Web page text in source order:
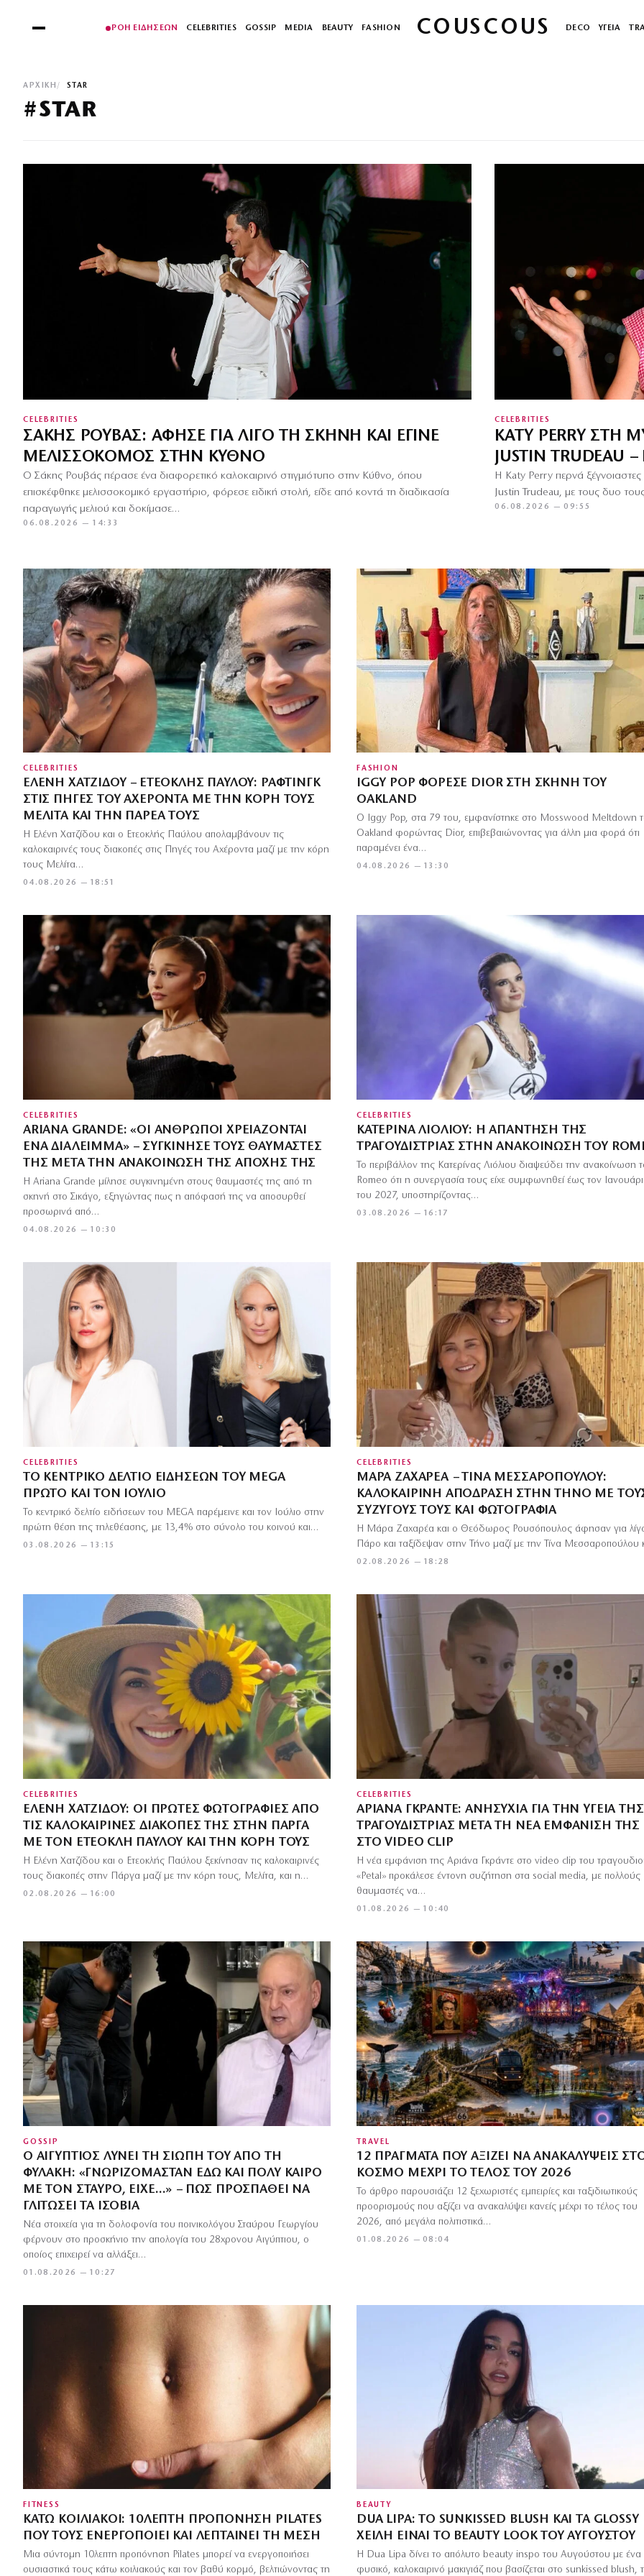
ΡΟΗ ΕΙΔΗΣΕΩΝ CELEBRITIES GOSSIP MEDIA BEAUTY FASHION COUSCOUS DECO ΥΓΕΙΑ
ΑΡΧΙΚΉ STAR
#STAR
CELEBRITIES
ΣΆΚΗΣ ΡΟΥΒΆΣ: ΆΦΗΣΕ ΓΙΑ ΛΊΓΟ ΤΗ ΣΚΗΝΉ ΚΑΙ ΈΓΙΝΕ
ΜΕΛΙΣΣΟΚΌΜΟΣ ΣΤΗΝ ΚΎΘΝΟ
Ο Σάκης Ρουβάς πέρασε ένα διαφορετικό καλοκαιρινό στιγμιότυπο στην Κύθνο, όπου
επισκέφθηκε μελισσοκομικό εργαστήριο, φόρεσε ειδική στολή, είδε από κοντά τη διαδικασία
παραγωγής μελιού και δοκίμασε…
06.08.2026 — 14:33
CELEBRITIES
KATY PERRY
JUSTIN
Η Katy Perry περνά
Justin Trudeau, με τους δυο
06.08.2026 — 09:55
CELEBRITIES
ΕΛΈΝΗ ΧΑΤΖΊΔΟΥ – ΕΤΕΟΚΛΉΣ ΠΑΎΛΟΥ: ΡΆΦΤΙΝΓΚ
ΣΤΙΣ ΠΗΓΈΣ ΤΟΥ ΑΧΈΡΟΝΤΑ ΜΕ ΤΗΝ ΚΌΡΗ ΤΟΥΣ
ΜΕΛΊΤΑ ΚΑΙ ΤΗΝ ΠΑΡΈΑ ΤΟΥΣ
04.08.2026 — 18:51
Η Ελένη Χατζίδου και ο Ετεοκλής Παύλου απολαμβάνουν τις
καλοκαιρινές τους διακοπές στις Πηγές του Αχέροντα μαζί με την κόρη
τους Μελίτα…
FASHION
IGGY POP ΦΌΡΕΣΕ DIOR ΣΤΗ ΣΚΗΝΉ ΤΟΥ
OAKLAND
04.08.2026 — 13:30
Ο Iggy Pop, στα 79 του, εμφανίστηκε στο Mosswood Meltdown
Oakland φορώντας Dior, επιβεβαιώνοντας για άλλη μια φορά ότι
παραμένει ένα…
CELEBRITIES
ARIANA GRANDE: «ΟΙ ΆΝΘΡΩΠΟΙ ΧΡΕΙΆΖΟΝΤΑΙ
ΈΝΑ ΔΙΆΛΕΙΜΜΑ» – ΣΥΓΚΊΝΗΣΕ ΤΟΥΣ ΘΑΥΜΑΣΤΈΣ
ΤΗΣ ΜΕΤΆ ΤΗΝ ΑΝΑΚΟΊΝΩΣΗ ΤΗΣ ΑΠΟΧΉΣ ΤΗΣ
04.08.2026 — 10:30
Η Ariana Grande μίλησε συγκινημένη στους θαυμαστές της από τη
σκηνή στο Σικάγο, εξηγώντας πως η απόφασή της να αποσυρθεί
προσωρινά από…
CELEBRITIES
ΚΑΤΕΡΊΝΑ ΛΙΌΛΙΟΥ: Η ΑΠΆΝΤΗΣΗ ΤΗΣ
ΤΡΑΓΟΥΔΊΣΤΡΙΑΣ ΣΤΗΝ ΑΝΑΚΟΊΝΩΣΗ ΤΟΥ
03.08.2026 — 16:17
Το περιβάλλον της Κατερίνας Λιόλιου διαψεύδει την ανακοίνωση
Romeo ότι η συνεργασία τους είχε συμφωνηθεί έως τον
του 2027, υποστηρίζοντας…
CELEBRITIES
ΤΟ ΚΕΝΤΡΙΚΌ ΔΕΛΤΊΟ ΕΙΔΉΣΕΩΝ ΤΟΥ MEGA
ΠΡΏΤΟ ΚΑΙ ΤΟΝ ΙΟΎΛΙΟ
03.08.2026 — 13:15
Το κεντρικό δελτίο ειδήσεων του MEGA παρέμεινε και τον Ιούλιο στην
πρώτη θέση της τηλεθέασης, με 13,4% στο σύνολο του κοινού και…
CELEBRITIES
ΜΆΡΑ ΖΑΧΑΡΈΑ – ΤΊΝΑ ΜΕΣΣΑΡΟΠΟΎΛΟΥ:
ΚΑΛΟΚΑΙΡΙΝΉ ΑΠΌΔΡΑΣΗ ΣΤΗΝ ΤΉΝΟ ΜΕ
ΣΥΖΎΓΟΥΣ ΤΟΥΣ ΚΑΙ ΦΩΤΟΓΡΑΦΊΑ
02.08.2026 — 18:28
Η Μάρα Ζαχαρέα και ο Θεόδωρος Ρουσόπουλος άφησαν για
Πάρο και ταξίδεψαν στην Τήνο μαζί με την Τίνα Μεσσαροπούλου
CELEBRITIES
ΕΛΈΝΗ ΧΑΤΖΊΔΟΥ: ΟΙ ΠΡΏΤΕΣ ΦΩΤΟΓΡΑΦΊΕΣ ΑΠΌ
ΤΙΣ ΚΑΛΟΚΑΙΡΙΝΈΣ ΔΙΑΚΟΠΈΣ ΤΗΣ ΣΤΗΝ ΠΆΡΓΑ
ΜΕ ΤΟΝ ΕΤΕΟΚΛΉ ΠΑΎΛΟΥ ΚΑΙ ΤΗΝ ΚΌΡΗ ΤΟΥΣ
02.08.2026 — 16:00
Η Ελένη Χατζίδου και ο Ετεοκλής Παύλου ξεκίνησαν τις καλοκαιρινές
τους διακοπές στην Πάργα μαζί με την κόρη τους, Μελίτα, και η…
CELEBRITIES
ΑΡΙΆΝΑ ΓΚΡΆΝΤΕ: ΑΝΗΣΥΧΊΑ ΓΙΑ ΤΗΝ ΥΓΕΊΑ ΤΗΣ
ΤΡΑΓΟΥΔΊΣΤΡΙΑΣ ΜΕΤΆ ΤΗ ΝΈΑ ΕΜΦΆΝΙΣΉ ΤΗΣ
ΣΤΟ VIDEO CLIP
01.08.2026 — 10:40
Η νέα εμφάνιση της Αριάνα Γκράντε στο video clip του
«Petal» προκάλεσε έντονη συζήτηση στα social media, με πολλούς
θαυμαστές να…
GOSSIP
Ο ΑΙΓΎΠΤΙΟΣ ΛΎΝΕΙ ΤΗ ΣΙΩΠΉ ΤΟΥ ΑΠΌ ΤΗ
ΦΥΛΑΚΉ: «ΓΝΩΡΙΖΌΜΑΣΤΑΝ ΕΔΏ ΚΑΙ ΠΟΛΎ ΚΑΙΡΌ
ΜΕ ΤΟΝ ΣΤΑΎΡΟ, ΕΊΧΕ…» – ΠΏΣ ΠΡΟΣΠΑΘΕΊ ΝΑ
ΓΛΙΤΏΣΕΙ ΤΑ ΙΣΌΒΙΑ
01.08.2026 — 10:27
Νέα στοιχεία για τη δολοφονία του ποινικολόγου Σταύρου Γεωργίου
φέρνουν στο προσκήνιο την απολογία του 28χρονου Αιγύπτιου, ο
οποίος επιχειρεί να αλλάξει…
TRAVEL
12 ΠΡΆΓΜΑΤΑ ΠΟΥ ΑΞΊΖΕΙ ΝΑ ΑΝΑΚΑΛΎΨΕΙΣ
ΚΌΣΜΟ ΜΈΧΡΙ ΤΟ ΤΈΛΟΣ ΤΟΥ 2026
01.08.2026 — 08:04
Το άρθρο παρουσιάζει 12 ξεχωριστές εμπειρίες και ταξιδιωτικούς
προορισμούς που αξίζει να ανακαλύψει κανείς μέχρι το τέλος του
2026, από μεγάλα πολιτιστικά…
FITNESS
ΚΆΤΩ ΚΟΙΛΙΑΚΟΊ: 10ΛΕΠΤΗ ΠΡΟΠΌΝΗΣΗ PILATES
ΠΟΥ ΤΟΥΣ ΕΝΕΡΓΟΠΟΙΕΊ ΚΑΙ ΛΕΠΤΑΊΝΕΙ ΤΗ ΜΈΣΗ
Μια σύντομη 10λεπτη προπόνηση Pilates μπορεί να ενεργοποιήσει
ουσιαστικά τους κάτω κοιλιακούς και τον βαθύ κορμό, βελτιώνοντας τη
BEAUTY
DUA LIPA: ΤΟ SUNKISSED BLUSH ΚΑΙ ΤΑ GLOSSY
ΧΕΊΛΗ ΕΊΝΑΙ ΤΟ BEAUTY LOOK ΤΟΥ ΑΥΓΟΎΣΤΟΥ
Η Dua Lipa δίνει το απόλυτο beauty inspo του Αυγούστου με ένα
φυσικό, καλοκαιρινό μακιγιάζ που βασίζεται στο sunkissed blush,